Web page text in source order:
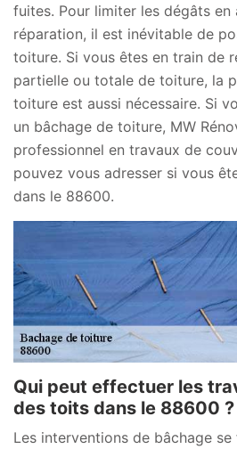
fuites. Pour limiter les dégâts en
réparation, il est inévitable de
toiture. Si vous êtes en train de
partielle ou totale de toiture, la
toiture est aussi nécessaire. Si
un bâchage de toiture, MW
professionnel en travaux de
pouvez vous adresser si vous
dans le 88600.
Qui peut effectuer les
des toits dans le 88600 ?
Les interventions de bâchage